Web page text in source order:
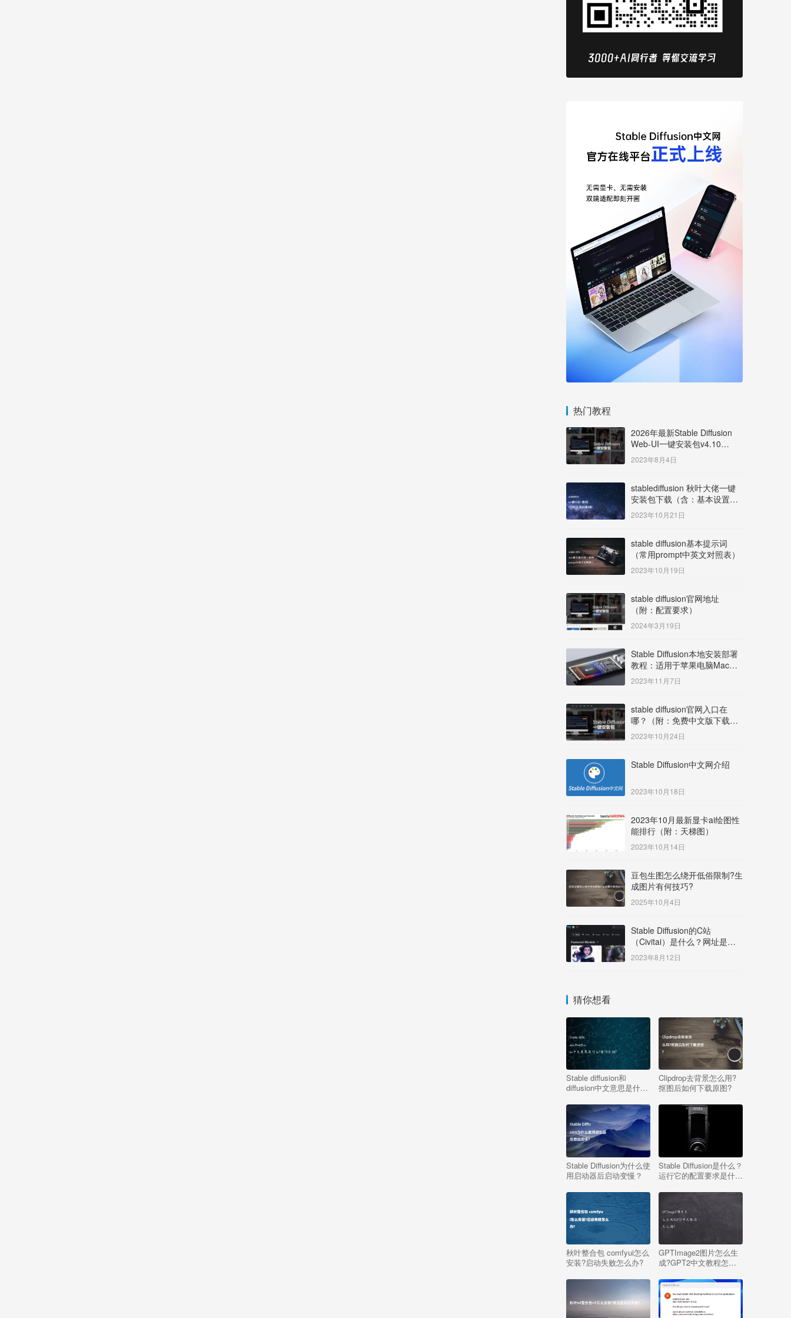
热门教程
2026年最新Stable Diffusion
Web-UI一键安装包v4.10
Windows版【支持50系显卡】
2023年8月4日
stablediffusion 秋叶大佬一键
安装包下载（含：基本设置说
明）
2023年10月21日
stable diffusion基本提示词
（常用prompt中英文对照表）
2023年10月19日
stable diffusion官网地址
（附：配置要求）
2024年3月19日
Stable Diffusion本地安装部署
教程：适用于苹果电脑Mac
OS系统M系列芯片：
MacBook/iMac等
2023年11月7日
stable diffusion官网入口在
哪？（附：免费中文版下载安
装教程）
2023年10月24日
Stable Diffusion中文网介绍
2023年10月18日
2023年10月最新显卡ai绘图性
能排行（附：天梯图）
2023年10月14日
豆包生图怎么绕开低俗限制?生
成图片有何技巧?
2025年10月4日
Stable Diffusion的C站
（Civitai）是什么？网址是多
少？
2023年8月12日
猜你想看
Stable diffusion和
diffusion中文意思是什
Clipdrop去背景怎么用?
抠图后如何下载原图?
Stable Diffusion为什么使
用启动器后启动变慢？
Stable Diffusion是什么？
运行它的配置要求是什
秋叶整合包 comfyui怎么
安装?启动失败怎么办?
GPTImage2图片怎么生
成?GPT2中文教程怎么